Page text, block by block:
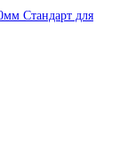
Стандарт для